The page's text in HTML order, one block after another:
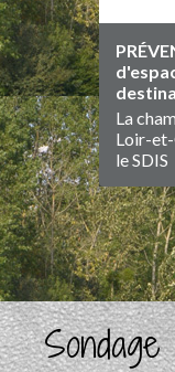
La
Loir-
le SDIS
Sondage